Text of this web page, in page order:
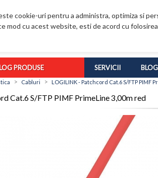
cookie-uri pentru a administra, optimiza si
mod cu acest website, esti de acord cu
PRODUSE SERVICII BLOG
> Cabluri > LOGILINK - Patchcord Cat.6 S/FTP PIMF
Cat.6 S/FTP PIMF PrimeLine 3,00m red